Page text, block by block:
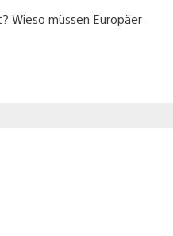
Wieso müssen Europäer